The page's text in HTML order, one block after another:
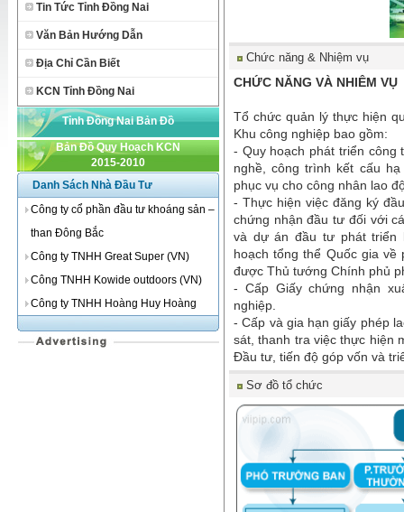
Tin Tức Tỉnh Đồng Nai
Văn Bản Hướng Dẫn
Địa Chỉ Cần Biết
KCN Tỉnh Đồng Nai
Tỉnh Đồng Nai Bản Đồ
Bản Đồ Quy Hoạch KCN
2015-2010
Danh Sách Nhà Đầu Tư
Công ty cổ phần đầu tư khoáng sản –
than Đông Bắc
Công ty TNHH Great Super (VN)
Công TNHH Kowide outdoors (VN)
Công ty TNHH Hoàng Huy Hoàng
Chức năng & Nhiệm vụ
CHỨC NĂNG VÀ NHIÊM VỤ
Tổ chức quản lý thực hiện
Khu công nghiệp bao gồm:
- Quy hoạch phát triển công
nghề, công trình kết cấu
phục vụ cho công nhân lao
- Thực hiện việc đăng ký
chứng nhận đầu tư đối với
và dự án đầu tư phát triển
hoạch tổng thể Quốc gia về
được Thủ tướng Chính phủ
- Cấp Giấy chứng nhận
nghiệp.
- Cấp và gia hạn giấy phép
sát, thanh tra việc thực hiện
Đầu tư, tiến độ góp vốn và
Sơ đồ tổ chức